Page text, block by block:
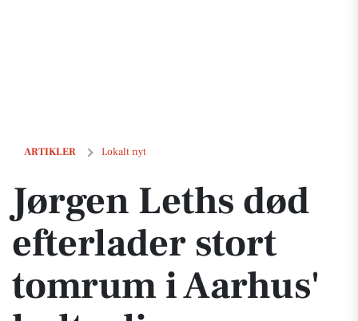
ARTIKLER Lokalt nyt
Jørgen Leths død efterlader stort tomrum i Aarhus' kulturliv
Jørgen Leths død
efterlader stort
tomrum i Aarhus'